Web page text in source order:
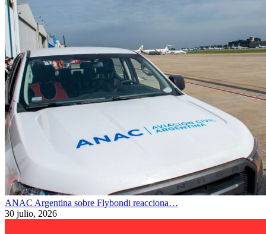
ANAC Argentina sobre Flybondi reacciona…
30 julio, 2026